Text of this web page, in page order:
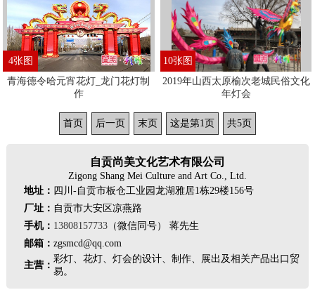
青海德令哈元宵花灯_龙门花灯制
作
4张图
2019年山西太原榆次老城民俗文化
年灯会
10张图
首页 后一页 末页 这是第1页 共5页
自贡尚美文化艺术有限公司
Zigong Shang Mei Culture and Art Co., Ltd.
地址： 四川-自贡市板仓工业园龙湖雅居1栋29楼156号
厂址： 自贡市大安区凉燕路
手机： 13808157733（微信同号） 蒋先生
邮箱： zgsmcd@qq.com
主营：
彩灯、花灯、灯会的设计、制作、展出及相关产品出口贸
易。